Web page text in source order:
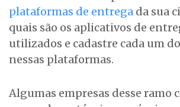
plataformas de entrega da sua
quais são os aplicativos de
utilizados e cadastre cada um
nessas plataformas.
Algumas empresas desse ramo